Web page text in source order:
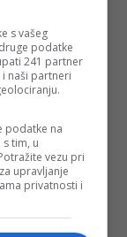
s vašeg
podatke
241 partner
naši partneri
podatke na
tim, u
vezu pri
upravljanje
privatnosti i